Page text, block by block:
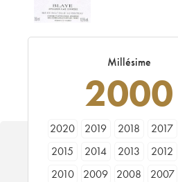
Millésime
2000
2020 2019 2018 2017
2015
2014 2013 2012
2010
2009 2008 2007